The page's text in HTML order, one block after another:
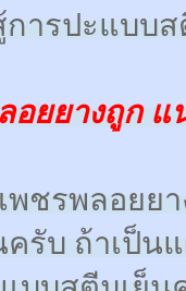
ารปะแบบ
อยยางถูก
พชรพลอยย
รับ ถ้าเป็น